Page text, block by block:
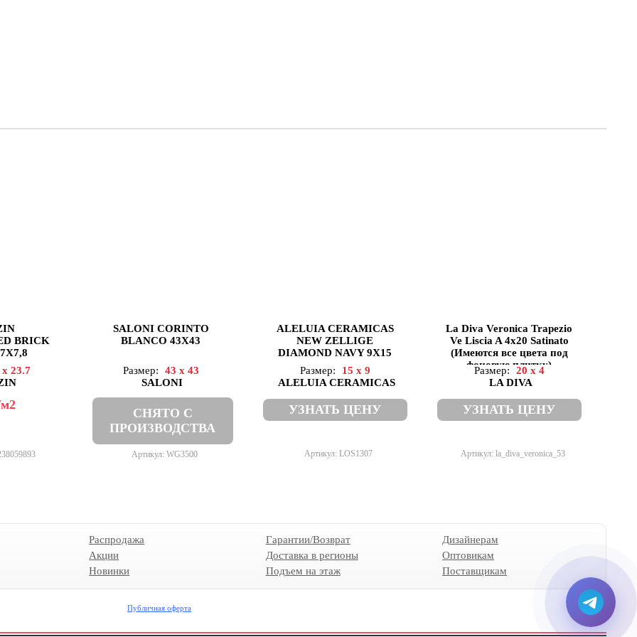
BRICK
x 23.7
SALONI CORINTO
BLANCO 43X43
Размер:
43 x 43
SALONI
СНЯТО С
ПРОИЗВОДСТВА
Артикул: WG3500
ALELUIA CERAMICAS
NEW ZELLIGE
DIAMOND NAVY 9X15
Размер:
15 x 9
ALELUIA CERAMICAS
УЗНАТЬ ЦЕНУ
Артикул: LOS1307
La Diva Veronica Trapezio
Ve Liscia A 4x20 Satinato
(Имеются все цвета под
фоновую плитку)
Размер:
20 x 4
LA DIVA
УЗНАТЬ ЦЕНУ
Артикул: la_diva_veronica_53
Распродажа
Акции
Новинки
Гарантии/Возврат
Доставка в регионы
Подъем на этаж
Дизайнерам
Оптовикам
Поставщикам
Публичная оферта